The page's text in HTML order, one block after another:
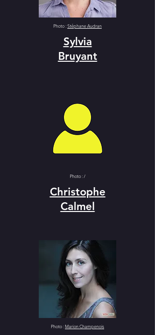
Photo :Stéphane Audran
Sylvia
Bruyant
Photo : /
Christophe
Calmel
Photo :Marion Champenois